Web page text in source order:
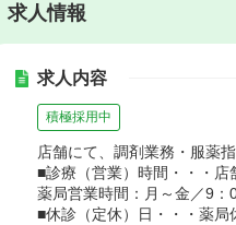
求人情報
求人内容
積極採用中
店舗にて、調剤業務・服薬
■診療（営業）時間・・・
薬局営業時間：月～金／9
■休診（定休）日・・・薬局